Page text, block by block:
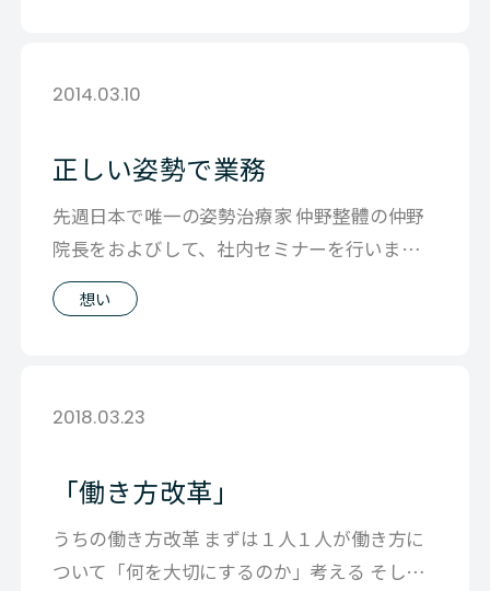
2014.03.10
正しい姿勢で業務
先週日本で唯一の姿勢治療家 仲野整體の仲野
院長をおよびして、社内セミナーを行いまし
た。 理由は肩こりや腰痛が気になり（イ
想い
2018.03.23
「働き方改革」
うちの働き方改革 まずは１人１人が働き方に
ついて「何を大切にするのか」考える そし